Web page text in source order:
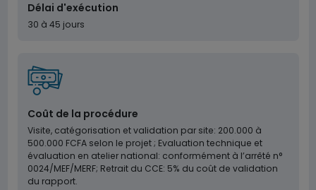
Délai d'exécution
30 à 45 jours
Coût de la procédure
Visite, catégorisation et validation par site: 200.000 à
500.000 FCFA selon le projet ; Evaluation technique et
évaluation en atelier national: conformément à l’arrêté n°
0024/MEF/MERF; Retrait du CCE: 5% du coût de validation
du rapport.